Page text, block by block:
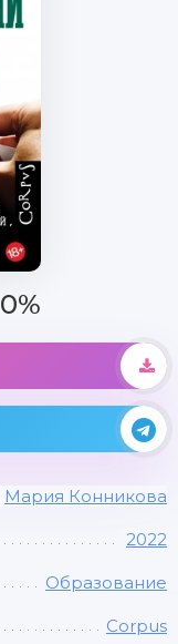
0%
Мария Конникова
2022
Образование
Corpus